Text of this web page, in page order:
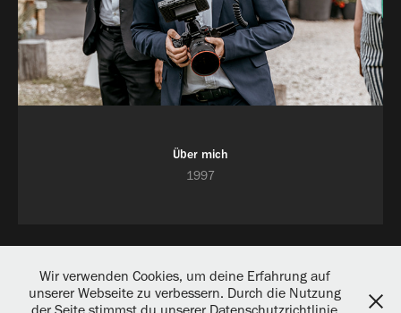
Über mich
1997
Wir verwenden Cookies, um deine Erfahrung auf
unserer Webseite zu verbessern. Durch die Nutzung